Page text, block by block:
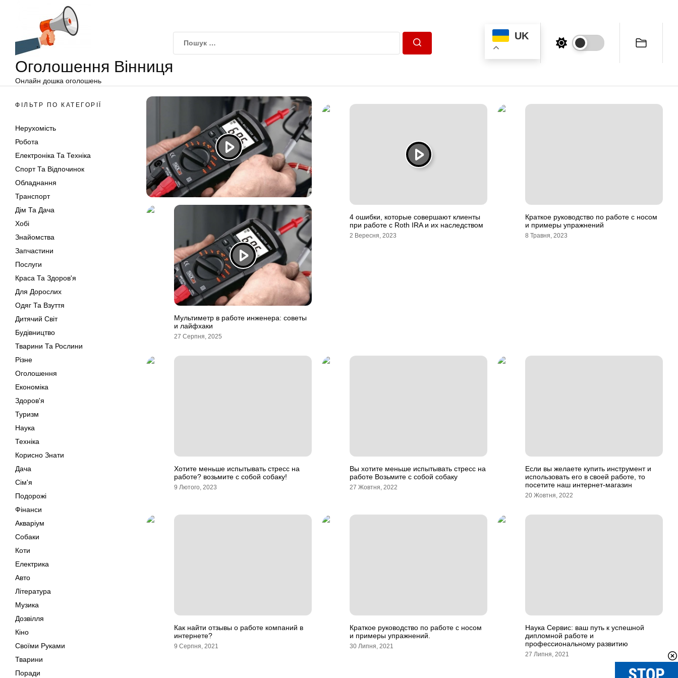
Оголошення Вінниця
Онлайн дошка оголошень
UK
ФІЛЬТР ПО КАТЕГОРІЇ
Нерухомість
Робота
Електроніка Та Техніка
Спорт Та Відпочинок
Обладнання
Транспорт
Дім Та Дача
Хобі
Знайомства
Запчастини
Послуги
Краса Та Здоров'я
Для Дорослих
Одяг Та Взуття
Дитячий Світ
Будівництво
Тварини Та Рослини
Різне
Оголошення
Економіка
Здоров'я
Туризм
Наука
Техніка
Корисно Знати
Дача
Сім'я
Подорожі
Фінанси
Акваріум
Собаки
Коти
Електрика
Авто
Література
Музика
Дозвілля
Кіно
Своїми Руками
Тварини
Поради
Мультиметр в работе инженера: советы
и лайфхаки
27 Серпня, 2025
4 ошибки, которые совершают клиенты
при работе с Roth IRA и их наследством
2 Вересня, 2023
Краткое руководство по работе с носом
и примеры упражнений
8 Травня, 2023
Хотите меньше испытывать стресс на
работе? возьмите с собой собаку!
9 Лютого, 2023
Вы хотите меньше испытывать стресс на
работе Возьмите с собой собаку
27 Жовтня, 2022
Если вы желаете купить инструмент и
использовать его в своей работе, то
посетите наш интернет-магазин
20 Жовтня, 2022
Как найти отзывы о работе компаний в
интернете?
9 Серпня, 2021
Краткое руководство по работе с носом
и примеры упражнений.
30 Липня, 2021
Наука Сервис: ваш путь к успешной
дипломной работе и
профессиональному развитию
27 Липня, 2021